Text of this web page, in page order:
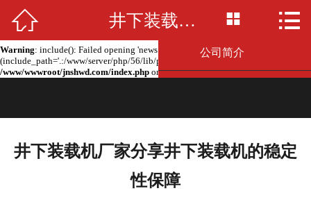
Warning: include(news.php): failed to open stream: No such file or directory in
/www/wwwroot/jnshwd.com/index.phpon line 2
Warning: include(): Failed opening 'news.php' for inclusion
(include_path='.:/www/server/php/56/lib/php') in
/www/wwwroot/jnshwd.com/index.php on line2
网站首页
公司简介
留言板
 井下装载机厂家分享井下装载机的稳定性保障  
井下装载机厂家分享井下装载机的稳定
性保障